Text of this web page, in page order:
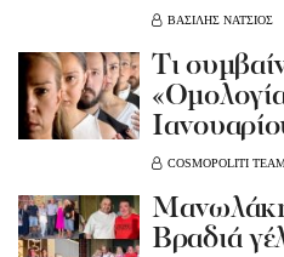
ΒΑΣΙΛΗΣ ΝΑΤΣΙΟΣ
Tι
COSMOPOLITI
Βραδιά